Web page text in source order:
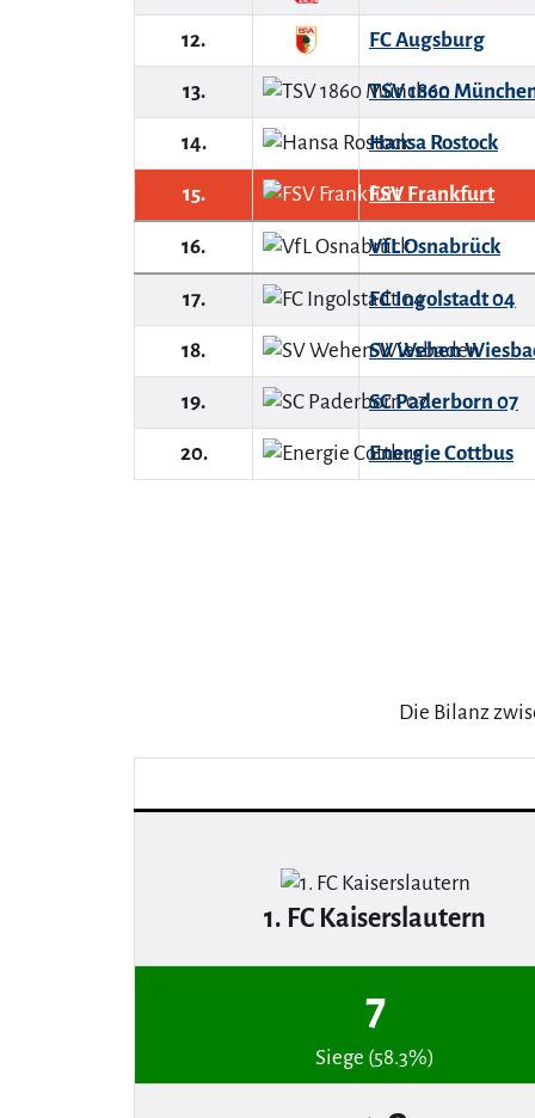
12. FC Augsburg
13. TSV 1860
14. Hansa Rostock
15. FSV Frankfurt
16. VfL Osnabrück
17. FC Ingolstadt 04
18. SV Wehen
19. SC Paderborn 07
20. Energie Cottbus
Die Bilanz
1. FC Kaiserslautern
7
Siege (58.3%)